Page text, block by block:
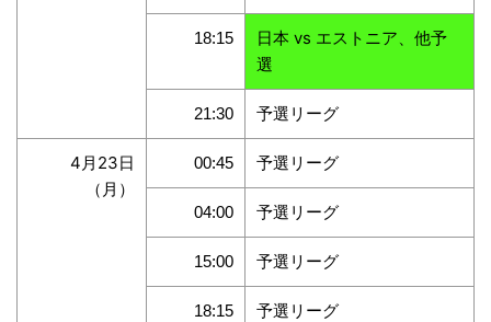
18:15
日本 vs エストニア、他予
選
21:30 予選リーグ
4月23日
（月）
00:45 予選リーグ
04:00 予選リーグ
15:00 予選リーグ
18:15 予選リーグ